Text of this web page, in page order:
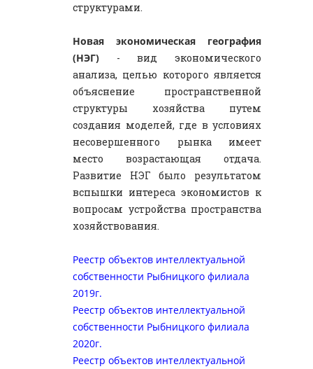
структурами.
Новая экономическая география
(НЭГ) - вид экономического
анализа, целью которого является
объяснение пространственной
структуры хозяйства путем
создания моделей, где в условиях
несовершенного рынка имеет
место возрастающая отдача.
Развитие НЭГ было результатом
вспышки интереса экономистов к
вопросам устройства пространства
хозяйствования.
Реестр объектов интеллектуальной
собственности Рыбницкого филиала
2019г.
Реестр объектов интеллектуальной
собственности Рыбницкого филиала
2020г.
Реестр объектов интеллектуальной